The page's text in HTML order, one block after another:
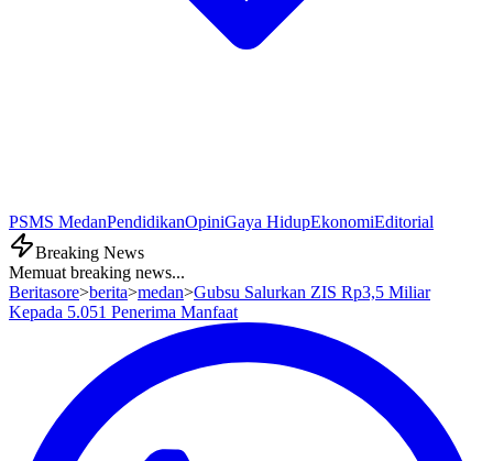
PSMS MedanPendidikanOpiniGaya HidupEkonomiEditorial
Breaking News
Memuat breaking news...
Beritasore>berita>medan>Gubsu Salurkan ZIS Rp3,5 Miliar
Kepada 5.051 Penerima Manfaat